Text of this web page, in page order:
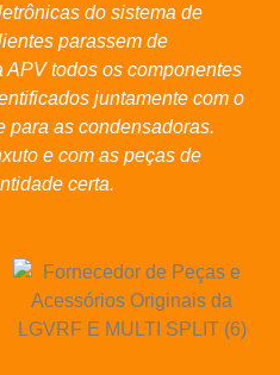
do sistema de
parassem de
APV todos os componentes
juntamente com o
para as condensadoras.
e com as peças de
certa.